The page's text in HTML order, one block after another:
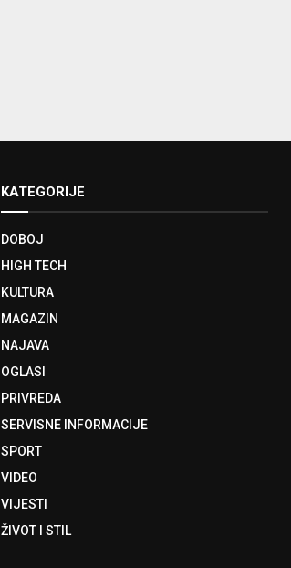
KATEGORIJE
DOBOJ
HIGH TECH
KULTURA
MAGAZIN
NAJAVA
OGLASI
PRIVREDA
SERVISNE INFORMACIJE
SPORT
VIDEO
VIJESTI
ŽIVOT I STIL